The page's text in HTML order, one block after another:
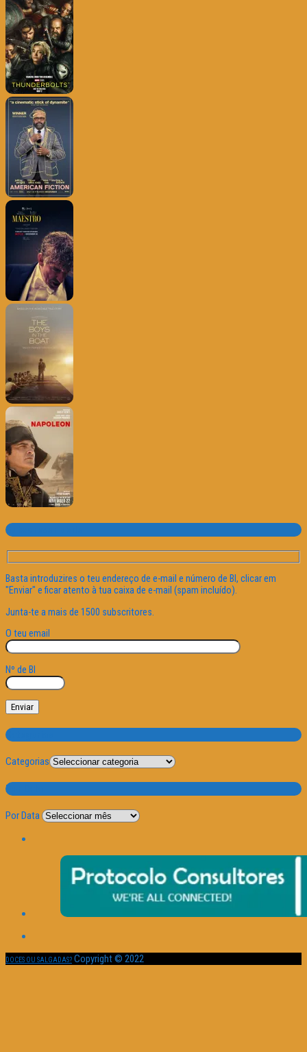
Subscrever o site
Basta introduzires o teu endereço de e-mail e número de BI, clicar em
"Enviar" e ficar atento à tua caixa de e-mail (spam incluído).
Junta-te a mais de 1500 subscritores.
O teu email
Nº de BI
Categorias
Categorias
Por Data
Por Data
DOCES OU SALGADAS? Copyright © 2022